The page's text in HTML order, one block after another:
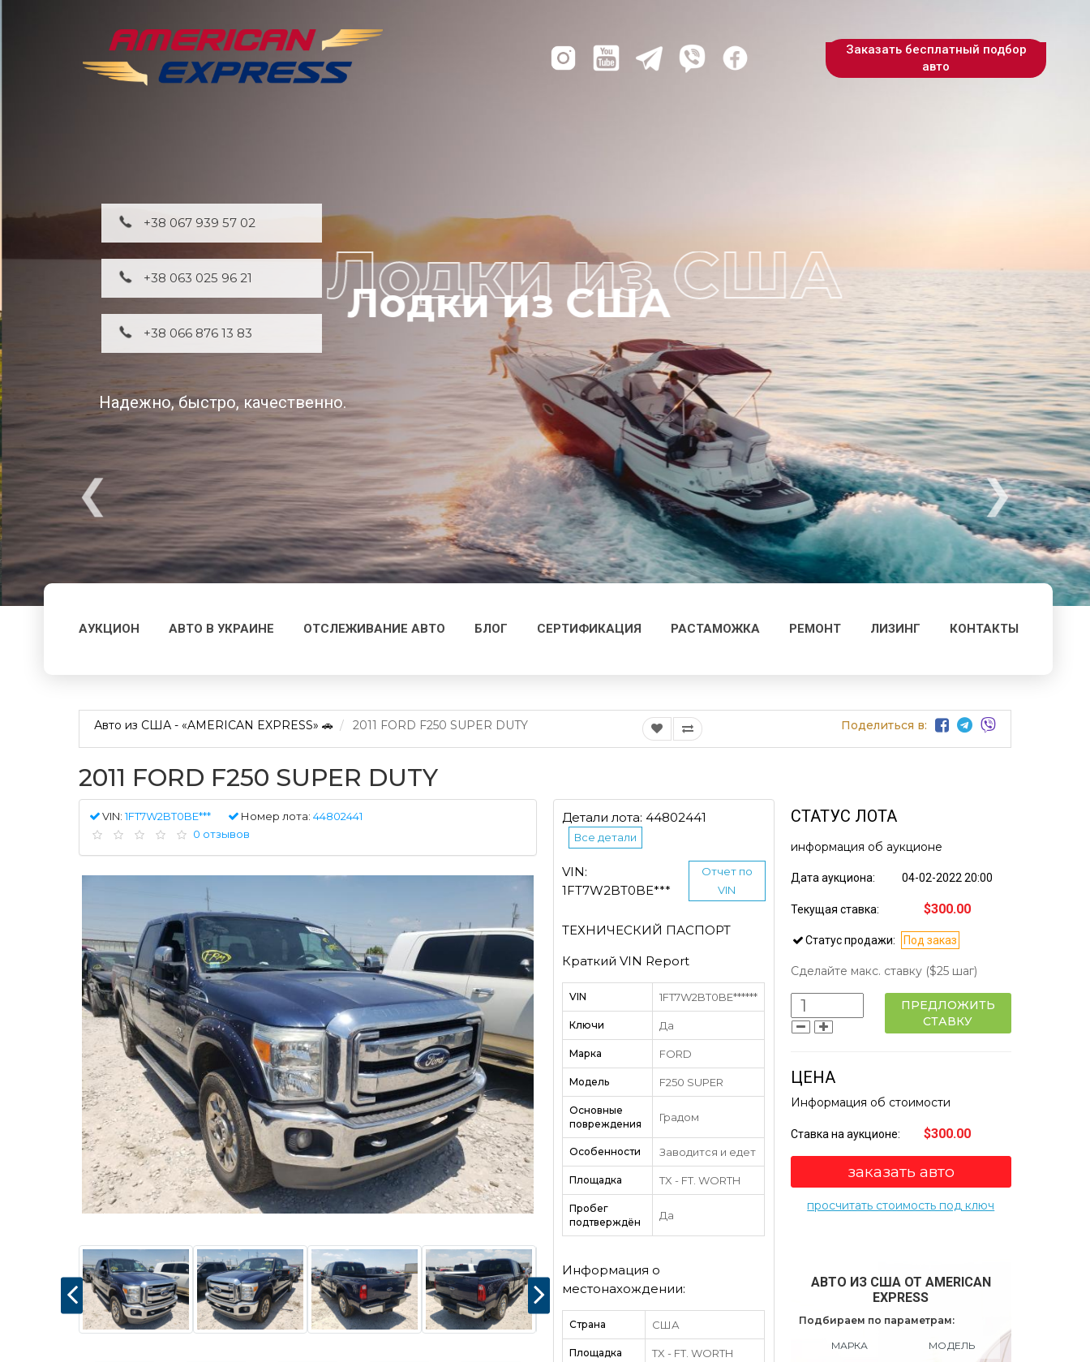
Лодки из США
+38 067 939 57 02
+38 063 025 96 21
+38 066 876 13 83
Надежно, быстро, качественно.
Заказать бесплатный подбор
авто
АУКЦИОН АВТО В УКРАИНЕ ОТСЛЕЖИВАНИЕ АВТО БЛОГ СЕРТИФИКАЦИЯ РАСТАМОЖКА РЕМОНТ ЛИЗИНГ КОНТАКТЫ
Авто из США - «AMERICAN EXPRESS» 🚗 2011 FORD F250 SUPER DUTY Поделиться в:
2011 FORD F250 SUPER DUTY
VIN:1FT7W2BT0BE*** Номер лота: 44802441
0 отзывов
Детали лота: 44802441
Все детали
VIN:
1FT7W2BT0BE***
Отчет по
VIN
ТЕХНИЧЕСКИЙ ПАСПОРТ
Краткий VIN Report
VIN 1FT7W2BT0BE******
Ключи Да
Марка FORD
Модель F250 SUPER
Основные
повреждения
Градом
Особенности Заводится и едет
Площадка TX - FT. WORTH
Пробег
подтверждён
Да
Информация о
местонахождении:
Страна США
Площадка TX - FT. WORTH
СТАТУС ЛОТА
информация об аукционе
Дата аукциона: 04-02-2022 20:00
Текущая ставка: $300.00
Статус продажи: Под заказ
Сделайте макс. ставку ($25 шаг)
ПРЕДЛОЖИТЬ
СТАВКУ
ЦЕНА
Информация об стоимости
Ставка на аукционе: $300.00
заказать авто
просчитать стоимость под ключ
АВТО ИЗ США ОТ AMERICAN
EXPRESS
Подбираем по параметрам:
МАРКА МОДЕЛЬ